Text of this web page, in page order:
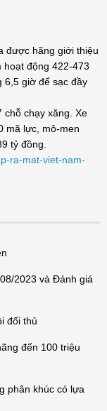
được hãng giới thiệu
hoạt động 422-473
6,5 giờ để sạc đầy
chỗ chạy xăng. Xe
mã lực, mô-men
tỷ đồng.
ra-mat-viet-nam-
2023 và Đánh giá
đối thủ
đến 100 triệu
phân khúc có lựa